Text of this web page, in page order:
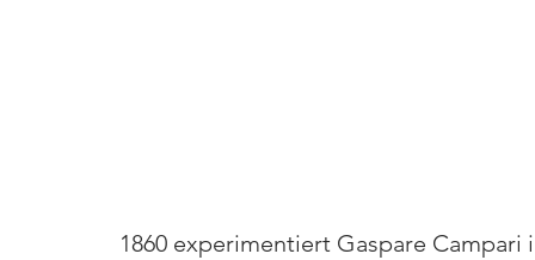
1860 experimentiert Gaspare